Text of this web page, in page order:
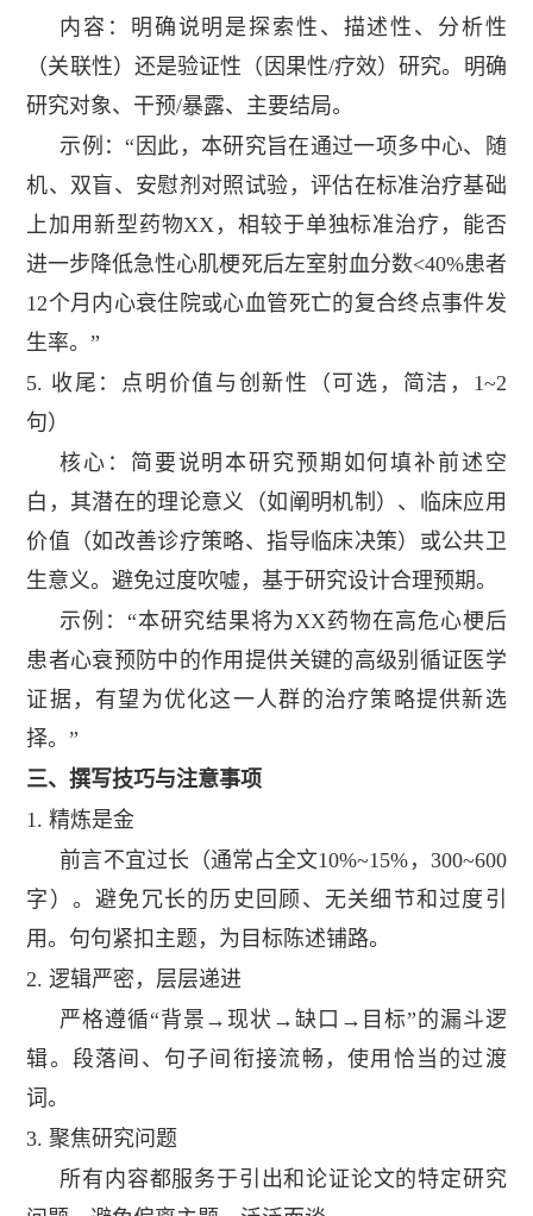
内容：明确说明是探索性、描述性、分析性
（关联性）还是验证性（因果性/疗效）研究。明确
研究对象、干预/暴露、主要结局。
示例：“因此，本研究旨在通过一项多中心、随
机、双盲、安慰剂对照试验，评估在标准治疗基础
上加用新型药物XX ，相较于单独标准治疗，能否
进一步降低急性心肌梗死后左室射血分数<40%患者
12个月内心衰住院或心血管死亡的复合终点事件发
生率。”
5. 收尾：点明价值与创新性（可选，简洁， 1~2
句）
核心：简要说明本研究预期如何填补前述空
白，其潜在的理论意义（如阐明机制）、临床应用
价值（如改善诊疗策略、指导临床决策）或公共卫
生意义。避免过度吹嘘，基于研究设计合理预期。
示例：“本研究结果将为XX药物在高危心梗后
患者心衰预防中的作用提供关键的高级别循证医学
证据，有望为优化这一人群的治疗策略提供新选
择。”
三、撰写技巧与注意事项
1.精炼是金
前言不宜过长（通常占全文10%~15% ， 300~600
字）。避免冗长的历史回顾、无关细节和过度引
用。句句紧扣主题，为目标陈述铺路。
2.逻辑严密，层层递进
严格遵循“背景→现状→缺口→目标”的漏斗逻
辑。段落间、句子间衔接流畅，使用恰当的过渡
词。
3.聚焦研究问题
所有内容都服务于引出和论证论文的特定研究